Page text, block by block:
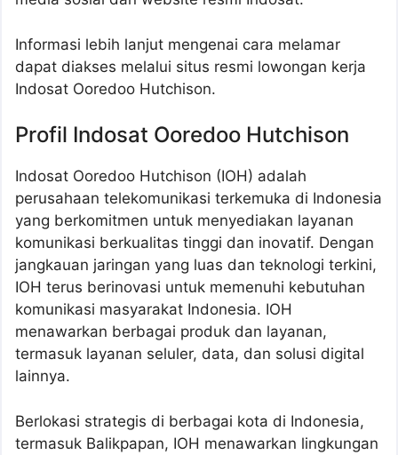
Informasi lebih lanjut mengenai cara melamar
dapat diakses melalui situs resmi lowongan kerja
Indosat Ooredoo Hutchison.
Profil Indosat Ooredoo Hutchison
Indosat Ooredoo Hutchison (IOH) adalah
perusahaan telekomunikasi terkemuka di Indonesia
yang berkomitmen untuk menyediakan layanan
komunikasi berkualitas tinggi dan inovatif. Dengan
jangkauan jaringan yang luas dan teknologi terkini,
IOH terus berinovasi untuk memenuhi kebutuhan
komunikasi masyarakat Indonesia. IOH
menawarkan berbagai produk dan layanan,
termasuk layanan seluler, data, dan solusi digital
lainnya.
Berlokasi strategis di berbagai kota di Indonesia,
termasuk Balikpapan, IOH menawarkan lingkungan